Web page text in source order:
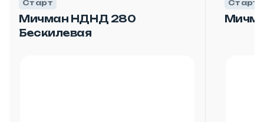
Старт
Мичман НДНД 280
Бескилевая
Старт